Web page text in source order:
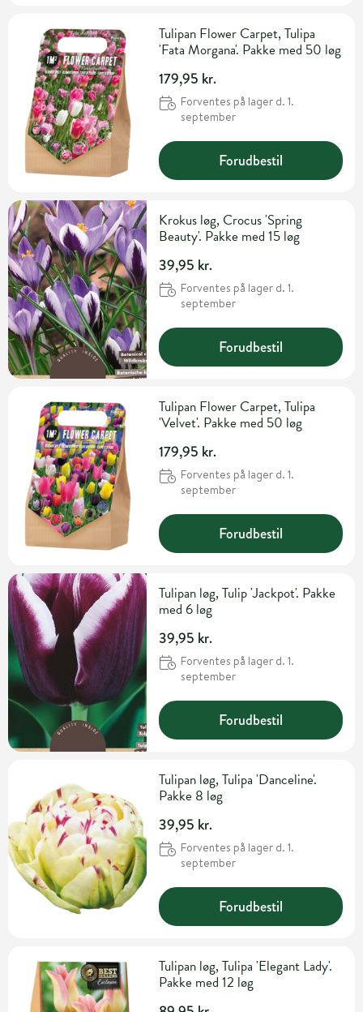
Tulipan Flower Carpet, Tulipa
'Fata Morgana'. Pakke med 50 løg
179,95 kr.
Forventes på lager d. 1.
september
Forudbestil
Krokus løg, Crocus 'Spring
Beauty'. Pakke med 15 løg
39,95 kr.
Forventes på lager d. 1.
september
Forudbestil
Tulipan Flower Carpet, Tulipa
'Velvet'. Pakke med 50 løg
179,95 kr.
Forventes på lager d. 1.
september
Forudbestil
Tulipan løg, Tulip 'Jackpot'. Pakke
med 6 løg
39,95 kr.
Forventes på lager d. 1.
september
Forudbestil
Tulipan løg, Tulipa 'Danceline'.
Pakke 8 løg
39,95 kr.
Forventes på lager d. 1.
september
Forudbestil
Tulipan løg, Tulipa 'Elegant Lady'.
Pakke med 12 løg